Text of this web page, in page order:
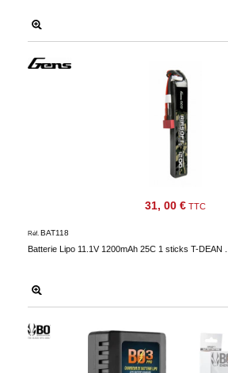
31, 00 € TTC
Batterie Lipo 11.1V 1200mAh 25C 1 sticks T-DEAN ...
Réf. BAT118